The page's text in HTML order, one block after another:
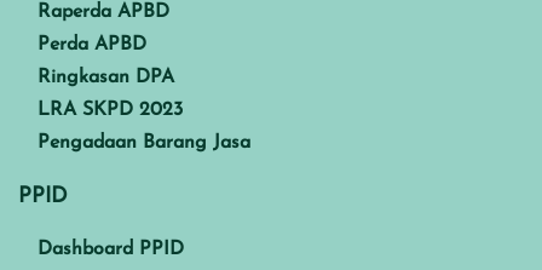
Raperda APBD
Perda APBD
Ringkasan DPA
LRA SKPD 2023
Pengadaan Barang Jasa
PPID
Dashboard PPID